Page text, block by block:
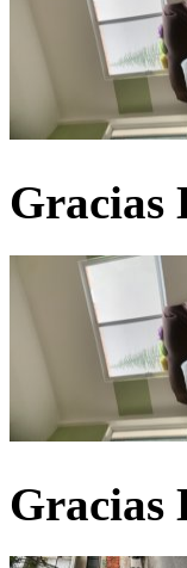
Gracias
Gracias